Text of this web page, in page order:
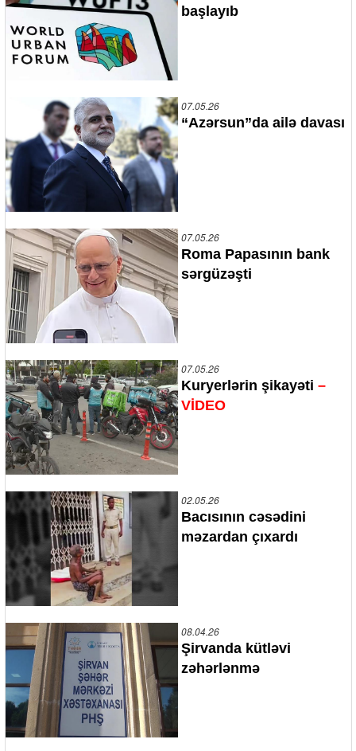
başlayıb
07.05.26
“Azərsun”da ailə davası
07.05.26
Roma Papasının bank
sərgüzəşti
07.05.26
Kuryerlərin şikayəti –
VİDEO
02.05.26
Bacısının cəsədini
məzardan çıxardı
08.04.26
Şirvanda kütləvi
zəhərlənmə